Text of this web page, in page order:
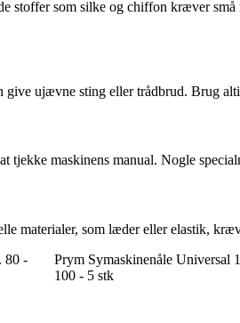
stoffer som silke og chiffon kræver
ujævne sting eller trådbrud. Brug
tjekke maskinens manual. Nogle
materialer, som læder eller elastik,
80 -
Prym Symaskinenåle Universal
100 - 5 stk